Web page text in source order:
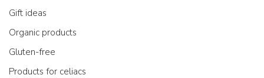
Gift ideas
Organic products
Gluten-free
Products for celiacs